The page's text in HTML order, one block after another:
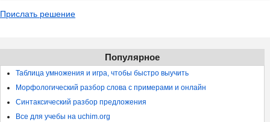
Прислать решение
Популярное
Таблица умножения и игра, чтобы быстро выучить
Морфологический разбор слова с примерами и онлайн
Синтаксический разбор предложения
Все для учебы на uchim.org